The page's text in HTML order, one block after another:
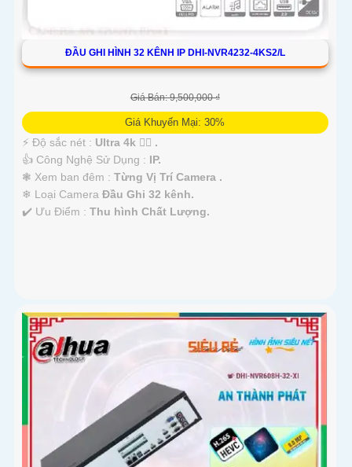
ĐẦU GHI HÌNH 32 KÊNH IP DHI-NVR4232-4KS2/L
Giá Bán: 9,500,000 ₫
Giá Khuyến Mại: 30%
️⚡ Độ sắc nét : Ultra 4k 👍🏾 .
👍 Công Nghệ Sử Dụng : IP.
❃ Xem ban đêm : Từng Vị Trí Camera .
❄ Loại Camera Đầu Ghi 32 kênh.
️✔️ Ưu Điểm : Thu hình Chất Lượng.